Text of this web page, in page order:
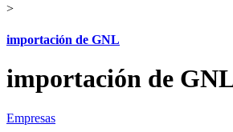
>
importación de GNL
importación de
Empresas